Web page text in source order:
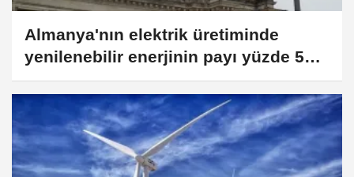
Almanya'nın elektrik üretiminde
yenilenebilir enerjinin payı yüzde 58’e
çıktı